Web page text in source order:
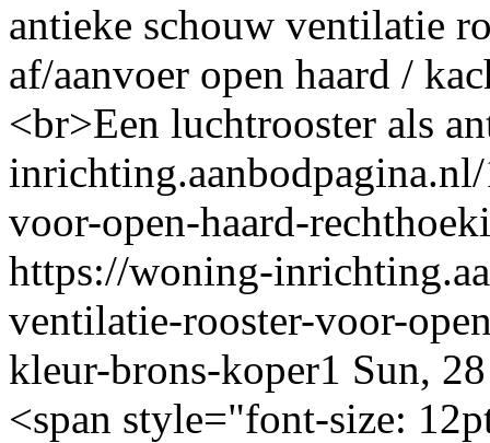
antieke schouw ventilatie
af/aanvoer open haard /
<br>Een luchtrooster als
voor-open-haard-
https://woning-
ventilatie-rooster-voor-
kleur-brons-koper1 Sun,
<span style="font-size: